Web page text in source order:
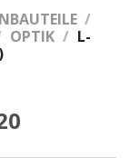
/
OPTIK / L-